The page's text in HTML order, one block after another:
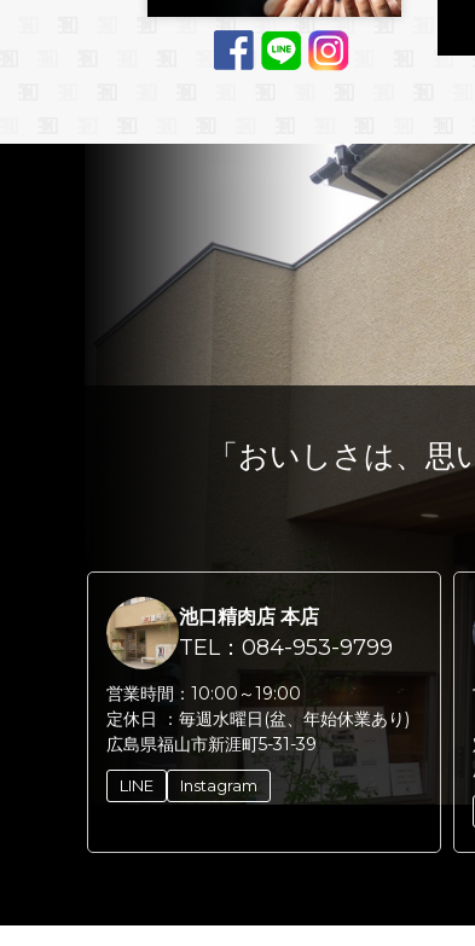
「おいしさは、思
池口精肉店 本店
TEL：084-953-9799
営業時間： 10:00～19:00
定休日 ： 毎週水曜日(盆、年始休業あり)
広島県福山市新涯町5-31-39
LINE Instagram